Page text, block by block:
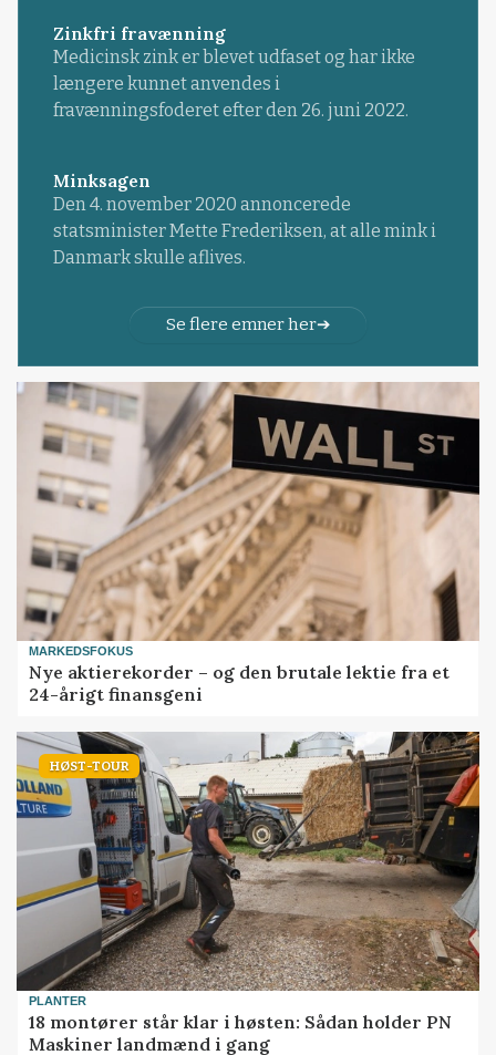
Zinkfri fravænning
Medicinsk zink er blevet udfaset og har ikke
længere kunnet anvendes i
fravænningsfoderet efter den 26. juni 2022.
Minksagen
Den 4. november 2020 annoncerede
statsminister Mette Frederiksen, at alle mink i
Danmark skulle aflives.
Se flere emner her
MARKEDSFOKUS
Nye aktierekorder – og den brutale lektie fra et
24-årigt finansgeni
HØST-TOUR
PLANTER
18 montører står klar i høsten: Sådan holder PN
Maskiner landmænd i gang